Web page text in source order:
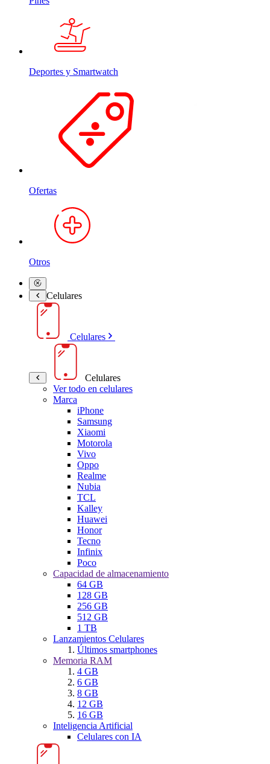
Deportes y Smartwatch
Ofertas
Otros
Celulares
Celulares
Celulares
Ver todo en celulares
Marca
iPhone
Samsung
Xiaomi
Motorola
Vivo
Oppo
Realme
Nubia
TCL
Kalley
Huawei
Honor
Tecno
Infinix
Poco
Capacidad de almacenamiento
64 GB
128 GB
256 GB
512 GB
1 TB
Lanzamientos Celulares
Últimos smartphones
Memoria RAM
4 GB
6 GB
8 GB
12 GB
16 GB
Inteligencia Artificial
Celulares con IA